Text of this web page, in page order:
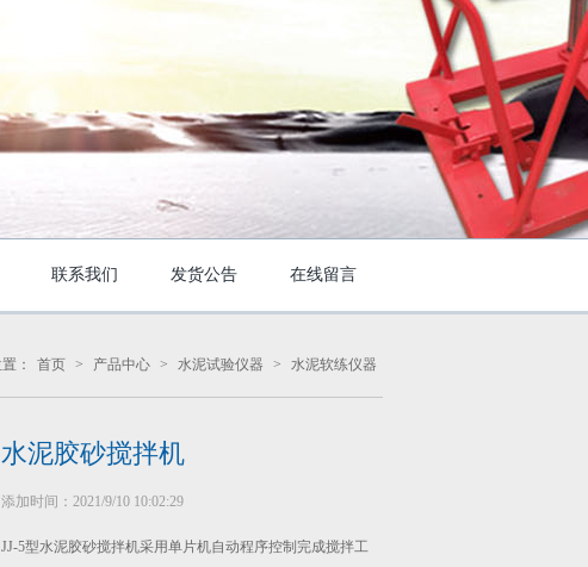
联系我们 发货公告 在线留言
： 首页 > 产品中心 > 水泥试验仪器 > 水泥软练仪器
水泥胶砂搅拌机
添加时间：2021/9/10 10:02:29
JJ-5型水泥胶砂搅拌机采用单片机自动程序控制完成搅拌工